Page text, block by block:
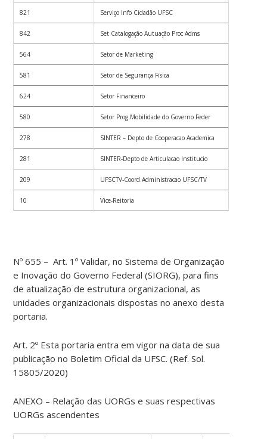
821 Serviço Info Cidadão UFSC
842 Set Catalogação Autuação Proc Adms
564 Setor de Marketing
581 Setor de Segurança Física
624 Setor Financeiro
580 Setor Prog.Mobilidade do Governo Feder
278 SINTER – Depto de Cooperacao Academica
281 SINTER-Depto de Articulacao Institucio
209 UFSCTV-Coord.Administracao UFSC/TV
10 Vice-Reitoria
Nº 655 – Art. 1º Validar, no Sistema de Organização
e Inovação do Governo Federal (SIORG), para fins
de atualização de estrutura organizacional, as
unidades organizacionais dispostas no anexo desta
portaria.
Art. 2º Esta portaria entra em vigor na data de sua
publicação no Boletim Oficial da UFSC. (Ref. Sol.
15805/2020)
ANEXO – Relação das UORGs e suas respectivas
UORGs ascendentes